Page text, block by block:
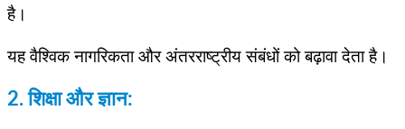
है।
यह वैश्विक नागरिकता और अंतरराष्ट्रीय संबंधों को बढ़ावा देता है।
2. शिक्षा और ज्ञान: